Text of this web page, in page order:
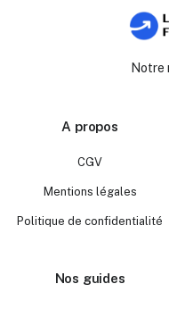
Notre
A propos
CGV
Mentions légales
Politique de confidentialité
Nos guides